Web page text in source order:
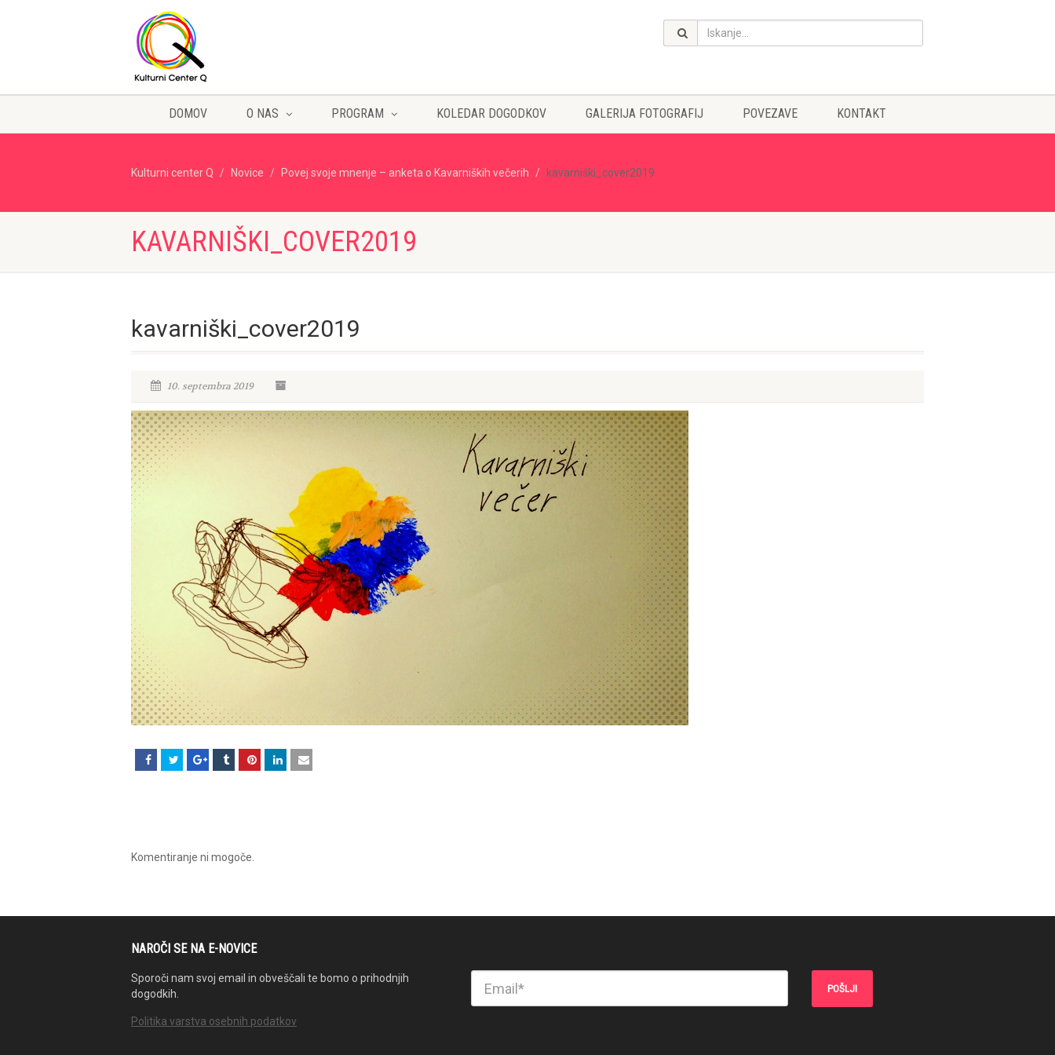
DOMOV O NAS PROGRAM KOLEDAR DOGODKOV GALERIJA FOTOGRAFIJ POVEZAVE KONTAKT
Kulturni center Q Novice Povej svoje mnenje – anketa o Kavarniških večerih kavarniški_cover2019
KAVARNIŠKI_COVER2019
kavarniški_cover2019
10. septembra 2019
Komentiranje ni mogoče.
NAROČI SE NA E-NOVICE
Sporoči nam svoj email in obveščali te bomo o prihodnjih
dogodkih.
Politika varstva osebnih podatkov